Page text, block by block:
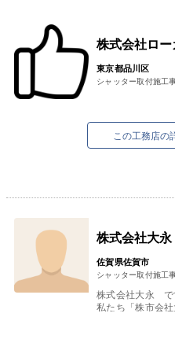
株式会社ロ
東京都品川区
シャッター取付施工
この工務店の
株式会社大永
佐賀県佐賀市
シャッター取付施工
株式会社大永 で
私たち「株市会